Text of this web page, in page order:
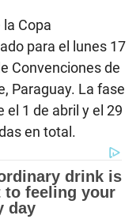
Copa
para el lunes 17
Convenciones de
Paraguay. La fase
el 1 de abril y el 29
en total.